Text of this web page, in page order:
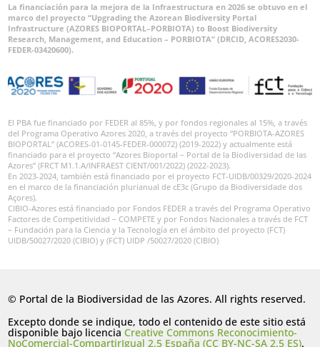
La financiación para la mejora de la Infraestructura en 2026 se obtuvo en el
marco del proyecto “Upgrading the Azorean Biodiversity Portal
Infrastructure (AZORES BIOPORTAL–PORBIOTA) to Boost Biodiversity
Research, Management, and Education – PORBIOTA” (DRCID, ACORES2030-
FEDER-03420600).
El PBA fue financiado por FEDER al 85%, y por fondos regionales al 15%, a través
del Programa Operativo Azores 2020, a través del proyecto “PORBIOTA-AZORES
BIOPORTAL” (ACORES-01-0145-FEDER-000072) (2019-2022) y actualmente está
financiado para el proyecto “Azores Bioportal – Portal de la Biodiversidad de las
Azores” (FRCT M1.1.A/INFRAEST CIENT/001/2022) (2022-2023).
En 2023-2024, también está financiado por el proyecto FCT-UIDB/00329/2020-2024
en el marco de la financiación plurianual de cE3c (Grupo da Biodiversidade dos
Açores).
CIBIO-Azores está financiado por Fondos FEDER a través del Programa Operativo
Factores de Competitividad – COMPETE y por Fondos Nacionales a través de FCT
– Fundación para la Ciencia y la Tecnología en el ámbito del proyecto (FCT)
UIDB/50027/2020 (CIBIO) y (FCT) UIDP /50027/2020 (CIBIO)
© Portal de la Biodiversidad de las Azores. All rights reserved.
Excepto donde se indique, todo el contenido de este sitio está
disponible bajo licenciaCreative Commons Reconocimiento-
NoComercial-CompartirIgual 2.5 España (CC BY-NC-SA 2.5 ES).